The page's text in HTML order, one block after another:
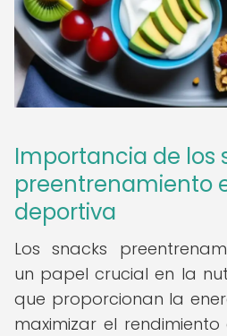
Importancia de los
preentrenamiento
deportiva
Los snacks
un papel crucial en la
que proporcionan la
maximizar el